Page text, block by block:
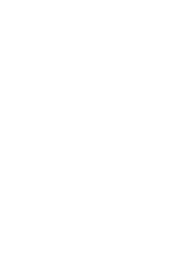
1.2 tsi, 63 kW, Benzine, 3 deuren